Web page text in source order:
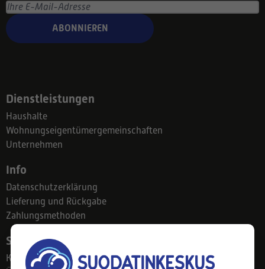
ABONNIEREN
Dienstleistungen
Haushalte
Wohnungseigentümergemeinschaften
Unternehmen
Info
Datenschutzerklärung
Lieferung und Rückgabe
Zahlungsmethoden
Suodatinkeskus
Kontakt